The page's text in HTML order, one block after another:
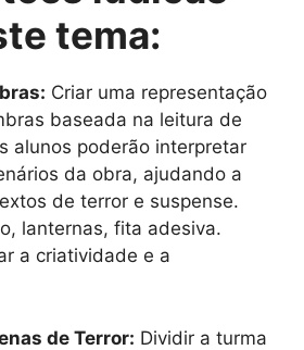
tema:
Criar uma representação
baseada na leitura de
alunos poderão interpretar
da obra, ajudando a
de terror e suspense.
lanternas, fita adesiva.
a criatividade e a
de Terror: Dividir a turma